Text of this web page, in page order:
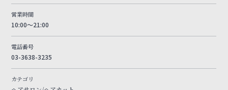
営業時間
10:00～21:00
電話番号
03-3638-3235
カテゴリ